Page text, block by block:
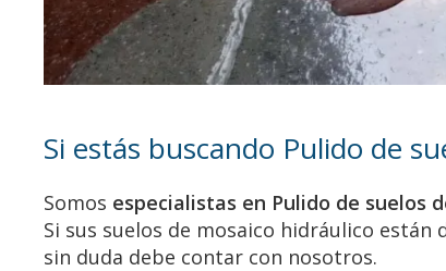
Si estás buscando Pulido de
Somos especialistas en Pulido de suelos
Si sus suelos de mosaico hidráulico están
sin duda debe contar con nosotros.